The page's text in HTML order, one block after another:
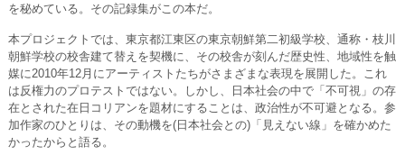
を秘めている。その記録集がこの本だ。
本プロジェクトでは、東京都江東区の東京朝鮮第二初級学校、通称・枝川
朝鮮学校の校舎建て替えを契機に、その校舎が刻んだ歴史性、地域性を触
媒に2010年12月にアーティストたちがさまざまな表現を展開した。これ
は反権力のプロテストではない。しかし、日本社会の中で「不可視」の存
在とされた在日コリアンを題材にすることは、政治性が不可避となる。参
加作家のひとりは、その動機を(日本社会との)「見えない線」を確かめた
かったからと語る。